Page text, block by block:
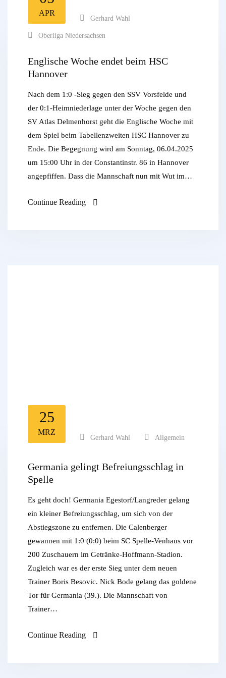
APR
Gerhard Wahl
Oberliga Niedersachsen
Englische Woche endet beim HSC
Hannover
Nach dem 1:0 -Sieg gegen den SSV Vorsfelde und
der 0:1-Heimniederlage unter der Woche gegen den
SV Atlas Delmenhorst geht die Englische Woche mit
dem Spiel beim Tabellenzweiten HSC Hannover zu
Ende. Die Begegnung wird am Sonntag, 06.04.2025
um 15:00 Uhr in der Constantinstr. 86 in Hannover
angepfiffen. Dass die Mannschaft nun mit Wut im…
Continue Reading
25
MRZ
Gerhard Wahl Allgemein
Germania gelingt Befreiungsschlag in
Spelle
Es geht doch! Germania Egestorf/Langreder gelang
ein kleiner Befreiungsschlag, um sich von der
Abstiegszone zu entfernen. Die Calenberger
gewannen mit 1:0 (0:0) beim SC Spelle-Venhaus vor
200 Zuschauern im Getränke-Hoffmann-Stadion.
Zugleich war es der erste Sieg unter dem neuen
Trainer Boris Besovic. Nick Bode gelang das goldene
Tor für Germania (39.). Die Mannschaft von
Trainer…
Continue Reading